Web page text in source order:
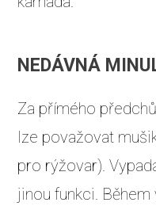
NEDÁVNÁ
Za přímého
lze považovat
pro rýžovar).
jinou funkci.